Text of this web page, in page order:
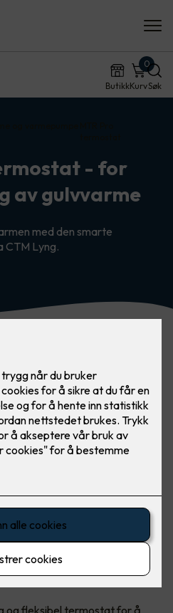
ButikkKurv
0
Søk
- for
av gulvvarme
med den smarte
CTM Lyng.